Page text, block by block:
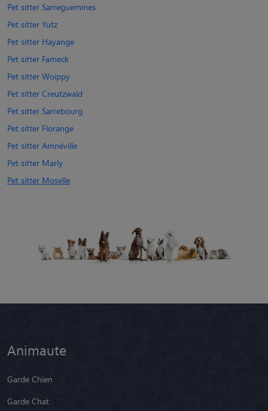
Pet sitter Sarreguemines
Pet sitter Yutz
Pet sitter Hayange
Pet sitter Fameck
Pet sitter Woippy
Pet sitter Creutzwald
Pet sitter Sarrebourg
Pet sitter Florange
Pet sitter Amnéville
Pet sitter Marly
Pet sitter Moselle
Animaute
Garde Chien
Garde Chat